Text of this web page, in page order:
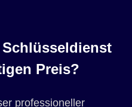
Preis?
professioneller